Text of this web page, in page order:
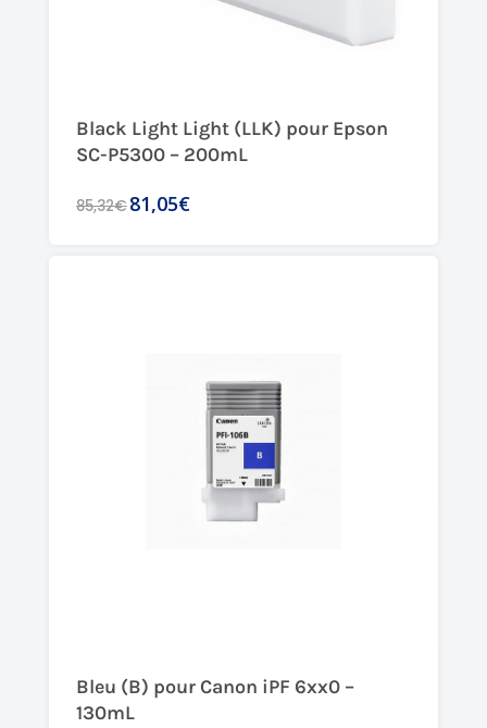
Black Light Light (LLK) pour Epson
SC-P5300 – 200mL
85,32€81,05€
Bleu (B) pour Canon iPF 6xx0 –
130mL